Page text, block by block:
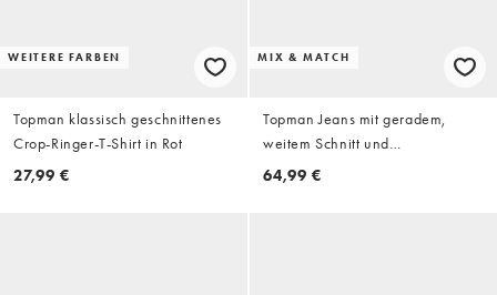
WEITERE FARBEN
Topman klassisch geschnittenes
Crop-Ringer-T-Shirt in Rot
27,99 €
MIX & MATCH
Topman Jeans mit geradem,
weitem Schnitt und
Seitentaschen in Cremeweiß
64,99 €